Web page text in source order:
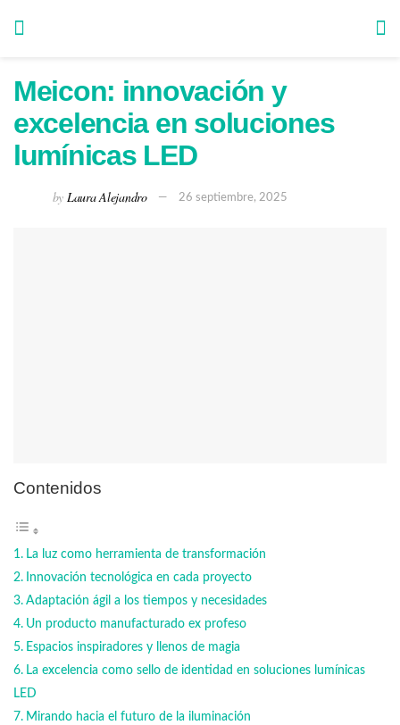
Meicon: innovación y
excelencia en soluciones
lumínicas LED
by Laura Alejandro 26 septiembre, 2025
Contenidos
La luz como herramienta de transformación
Innovación tecnológica en cada proyecto
Adaptación ágil a los tiempos y necesidades
Un producto manufacturado ex profeso
Espacios inspiradores y llenos de magia
La excelencia como sello de identidad en soluciones lumínicas
LED
Mirando hacia el futuro de la iluminación